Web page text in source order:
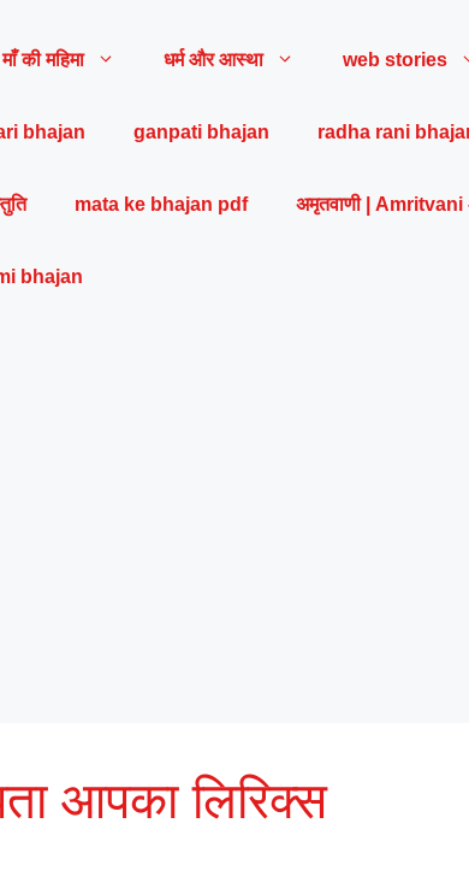
माँ की महिमा धर्म और आस्था web stories
bhajan ganpati bhajan radha rani
mata ke bhajan pdf अमृतवाणी | Amritvani
bhajan
आपका लिरिक्स